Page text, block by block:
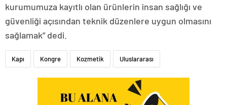
kurumumuza kayıtlı olan ürünlerin insan sağlığı ve
güvenliği açısından teknik düzenlere uygun olmasını
sağlamak” dedi.
Kapı Kongre Kozmetik Uluslararası